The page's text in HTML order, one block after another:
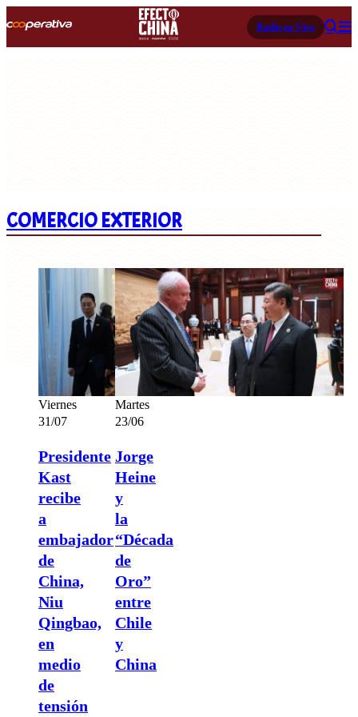
Radio en Vivo
COMERCIO EXTERIOR
Viernes
31/07
Presidente
Kast
recibe
a
embajador
de
China,
Niu
Qingbao,
en
medio
de
tensión
Martes
23/06
Jorge
Heine
y
la
“Década
de
Oro”
entre
Chile
y
China